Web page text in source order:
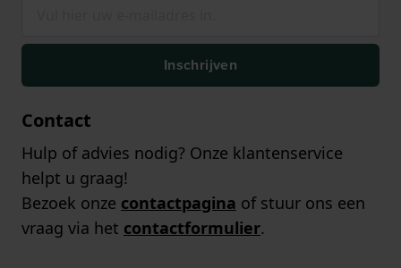
Inschrijven
Contact
Hulp of advies nodig? Onze klantenservice
helpt u graag!
Bezoek onze contactpagina of stuur ons een
vraag via het contactformulier.